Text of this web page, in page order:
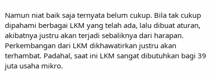
Namun niat baik saja ternyata belum cukup. Bila tak cukup
dipahami berbagai LKM yang telah ada, lalu dibuat aturan,
akibatnya justru akan terjadi sebaliknya dari harapan.
Perkembangan dari LKM dikhawatirkan justru akan
terhambat. Padahal, saat ini LKM sangat dibutuhkan bagi 39
juta usaha mikro.